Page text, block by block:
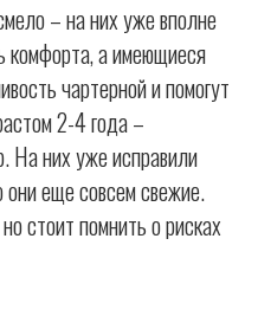
– на них уже вполне
комфорта, а имеющиеся
чартерной и помогут
2-4 года –
На них уже исправили
они еще совсем свежие.
стоит помнить о рисках